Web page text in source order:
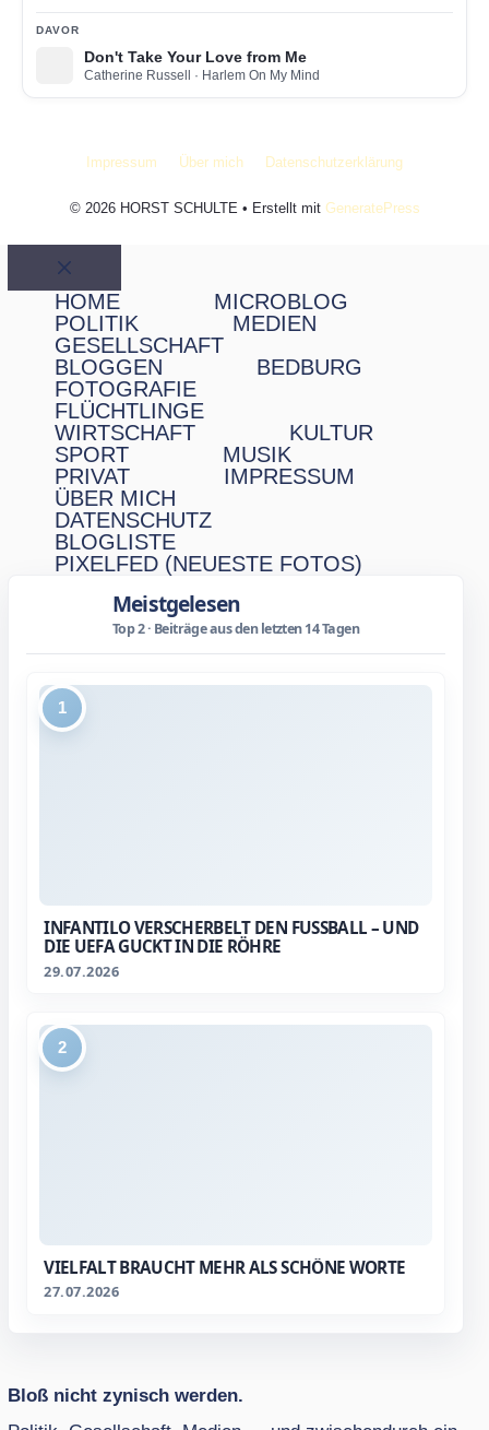
DAVOR
Don't Take Your Love from Me
Catherine Russell · Harlem On My Mind
Impressum Über mich Datenschutzerklärung
© 2026 HORST SCHULTE • Erstellt mit GeneratePress
Schließen
HOME
MICROBLOG
POLITIK
MEDIEN
GESELLSCHAFT
BLOGGEN
BEDBURG
FOTOGRAFIE
FLÜCHTLINGE
WIRTSCHAFT
KULTUR
SPORT
MUSIK
PRIVAT
IMPRESSUM
ÜBER MICH
DATENSCHUTZ
BLOGLISTE
PIXELFED (NEUESTE FOTOS)
Meistgelesen
Top 2 · Beiträge aus den letzten 14 Tagen
1
INFANTILO VERSCHERBELT DEN FUSSBALL – UND D
IE UEFA GUCKT IN DIE RÖHRE
29.07.2026
2
VIELFALT BRAUCHT MEHR ALS SCHÖNE WORTE
27.07.2026
Bloß nicht zynisch werden.